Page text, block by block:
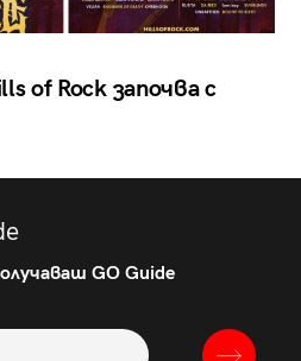
of Rock започва с
GO Guide